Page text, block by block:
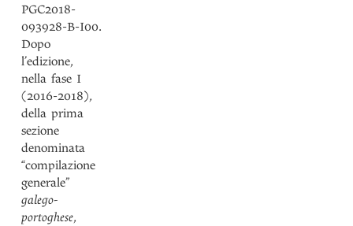
PGC2018-
093928-B-I00.
Dopo
l’edizione,
nella fase I
(2016-2018),
della prima
sezione
denominata
“compilazione
generale”
galego-
portoghese,